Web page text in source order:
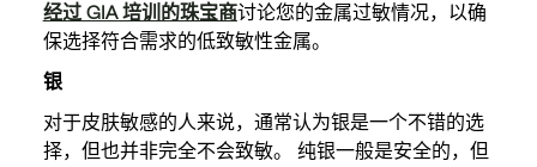
经过 GIA 培训的珠宝商讨论您的金属过敏情况，以确
保选择符合需求的低致敏性金属。
银
对于皮肤敏感的人来说，通常认为银是一个不错的选
择，但也并非完全不会致敏。 纯银一般是安全的，但